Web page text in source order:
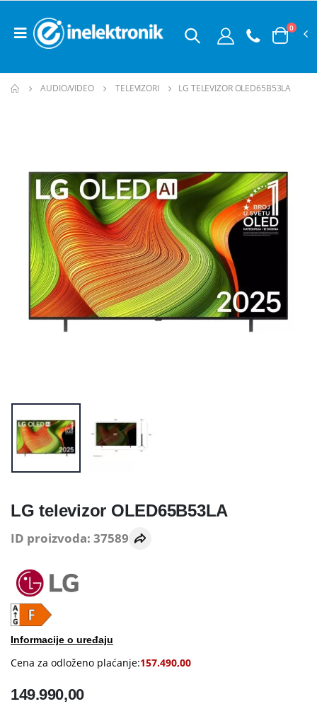
0
AUDIO/VIDEO TELEVIZORI LG TELEVIZOR OLED65B53LA
LG televizor OLED65B53LA
ID proizvoda: 37589
Informacije o uređaju
Cena za odloženo plaćanje:157.490,00
149.990,00